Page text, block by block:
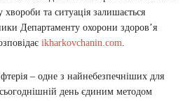
хвороби та ситуація залишається
Департаменту охорони здоров’я
ikharkovchanin.com.
– одне з найнебезпечніших для
день єдиним методом